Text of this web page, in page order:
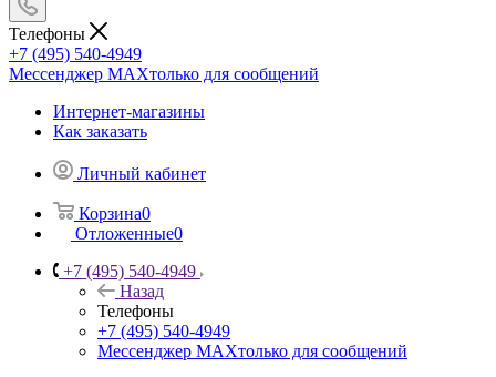
Телефоны
+7 (495) 540-4949
Мессенджер МАХтолько для сообщений
Интернет-магазины
Как заказать
Личный кабинет
Корзина0
Отложенные0
+7 (495) 540-4949
Назад
Телефоны
+7 (495) 540-4949
Мессенджер МАХтолько для сообщений